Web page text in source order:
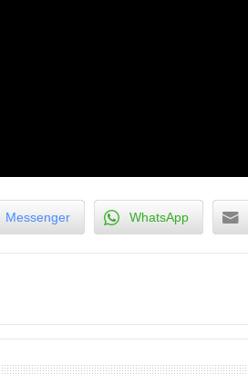
Messenger WhatsApp